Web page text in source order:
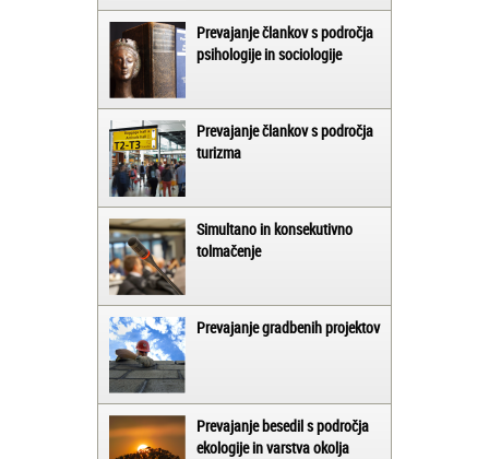
Prevajanje člankov s področja
psihologije in sociologije
Prevajanje člankov s področja
turizma
Simultano in konsekutivno
tolmačenje
Prevajanje gradbenih projektov
Prevajanje besedil s področja
ekologije in varstva okolja